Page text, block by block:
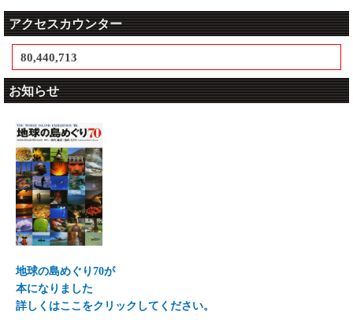
アクセスカウンター
80,440,713
お知らせ
地球の島めぐり70が
本になりました
詳しくはここをクリックしてください。